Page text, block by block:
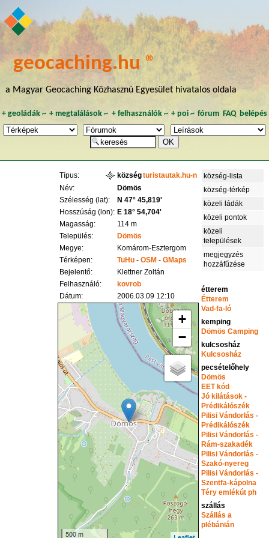
geocaching.hu ®
a Magyar Geocaching Közhasznú Egyesület hivatalos oldala
+ geoládák~ +megtalálások ~ + felhasználók~ + poi~ fórum FAQ belépés
Típus: községturistautak.hu-n
Név:
Dömös
Szélesség (lat):
N 47° 45,819'
Hosszúság (lon): E 18° 54,704'
Magasság:
114 m
Település:
Dömös
Megye:
Komárom-Esztergom
Térképen:
TuHu -OSM -GMaps
Bejelentő:
Klettner Zoltán
Felhasználó:
kovrob
Dátum:
2006.03.09 12:10
+
−
500 m
község-lista
község-térkép
közeli ládák
közeli pontok
közeli
települések
megjegyzés
hozzáfűzése
étterem
Étterem
Vad-fa-ló
kemping
Dömös Camping
kulcsosház
Kulcsosház
pecsételőhely
Dömös
EET kód
Jó kilátások -
Prédikálószék
Pilisi Vándorlás -
Prédikálószék
Pilisi Vándorlás -
Rám-szakadék
Pilisi Vándorlás -
Szakó-nyereg
Pilisi Vándorlás -
Szentfa-kápolna
Téry emlékút ph
szállás
Szállás a
plébánián